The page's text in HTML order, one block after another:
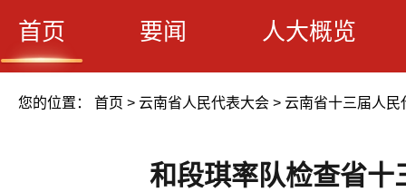
首页 要闻 人大概览
您的位置： 首页 > 云南省人民代表大会 > 云南省十三届人民
和段琪率队检查省十